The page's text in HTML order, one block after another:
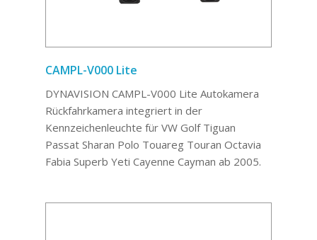
CAMPL-V000 Lite
DYNAVISION CAMPL-V000 Lite Autokamera
Rückfahrkamera integriert in der
Kennzeichenleuchte für VW Golf Tiguan
Passat Sharan Polo Touareg Touran Octavia
Fabia Superb Yeti Cayenne Cayman ab 2005.